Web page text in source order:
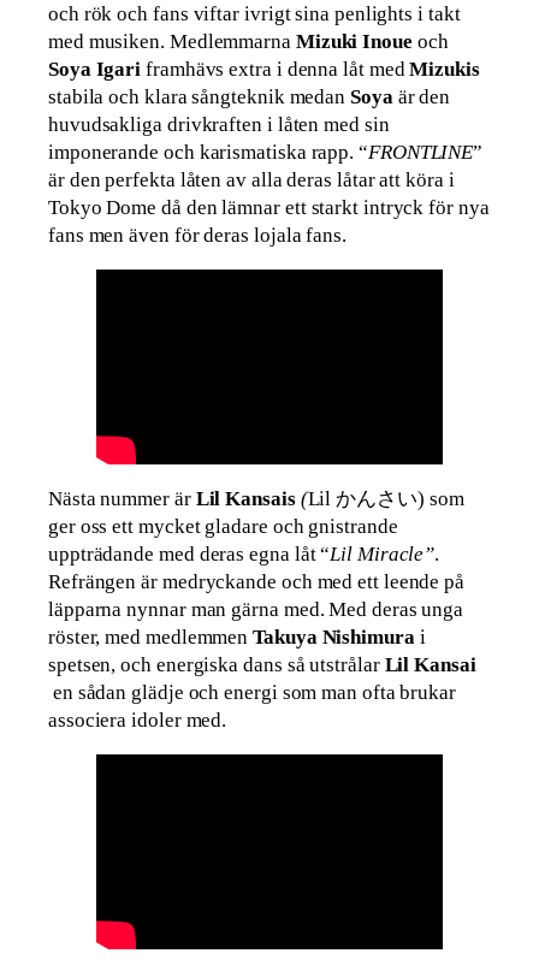
och rök och fans viftar ivrigt sina penlights i takt
med musiken. Medlemmarna Mizuki Inoue och
Soya Igari framhävs extra i denna låt medMizukis
stabila och klara sångteknik medanSoya är den
huvudsakliga drivkraften i låten med sin
imponerande och karismatiska rapp. “FRONTLINE”
är den perfekta låten av alla deras låtar att köra i
Tokyo Dome då den lämnar ett starkt intryck för nya
fans men även för deras lojala fans.
Nästa nummer är Lil Kansais(Lil かんさい) som
ger oss ett mycket gladare och gnistrande
uppträdande med deras egna låt “Lil Miracle”.
Refrängen är medryckande och med ett leende på
läpparna nynnar man gärna med. Med deras unga
röster, med medlemmenTakuya Nishimurai
spetsen, och energiska dans så utstrålar Lil Kansai
en sådan glädje och energi som man ofta brukar
associera idoler med.